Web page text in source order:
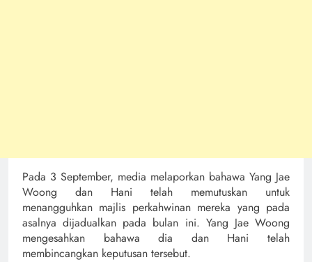
Pada 3 September, media melaporkan bahawa Yang Jae
Woong dan Hani telah memutuskan untuk
menangguhkan majlis perkahwinan mereka yang pada
asalnya dijadualkan pada bulan ini. Yang Jae Woong
mengesahkan bahawa dia dan Hani telah
membincangkan keputusan tersebut.